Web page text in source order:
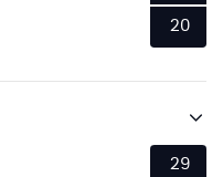
20
29